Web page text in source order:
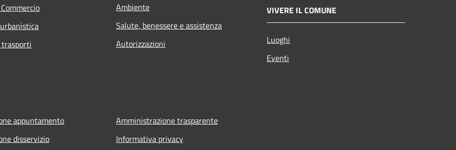
Ambiente
Salute, benessere e assistenza
Autorizzazioni
VIVERE IL COMUNE
Luoghi
Eventi
appuntamento
disservizio
Amministrazione trasparente
Informativa privacy